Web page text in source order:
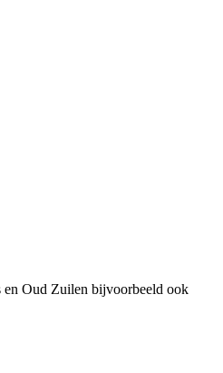
en Oud Zuilen bijvoorbeeld ook